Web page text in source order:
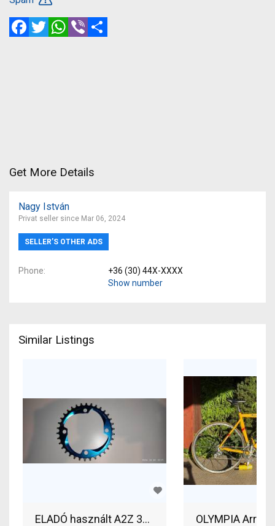
FacebookTwitterWhatsApp
Viber
Get More Details
Nagy István
Privat seller since Mar 06, 2024
SELLER’S OTHER ADS
Phone
+36 (30) 44X-XXXX
Show number
Similar Listings
ELADÓ használt A2Z 34T alu Narrow Wide
OLYMPIA